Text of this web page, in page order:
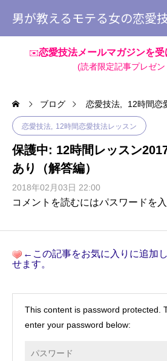
男が教えるモテる女の恋愛
✉️恋愛技法メールマガジンを受
(読者限定記事プレゼン
ブログ 恋愛技法 12時間恋
恋愛技法 12時間恋愛技法レッスン
保護中: 12時間レッスン
あり（解答編）
2018年02月03日 22:00
コメントを読むにはパスワードを
←この記事をお気に入りに追加
せます。
This content is password protected.
enter your password below: